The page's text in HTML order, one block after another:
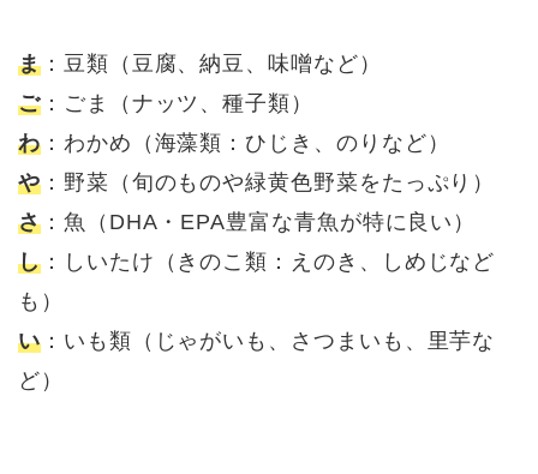
ま：豆類（豆腐、納豆、味噌など）
ご：ごま（ナッツ、種子類）
わ：わかめ（海藻類：ひじき、のりなど）
や：野菜（旬のものや緑黄色野菜をたっぷり）
さ：魚（DHA・EPA豊富な青魚が特に良い）
し：しいたけ（きのこ類：えのき、しめじなど
も）
い：いも類（じゃがいも、さつまいも、里芋な
ど）